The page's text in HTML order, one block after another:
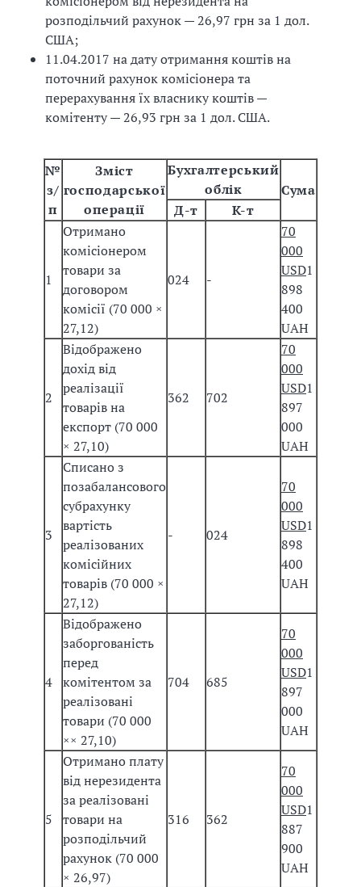
розподільчий рахунок — 26,97 грн за 1 дол.
США;
11.04.2017 на дату отримання коштів на
поточний рахунок комісіонера та
перерахування їх власнику коштів —
комітенту — 26,93 грн за 1 дол. США.
№
з/
п
Зміст
господарської
операції
Бухгалтерський
облік
Сума
Д-т
К-т
1
Отримано
комісіонером
товари за
договором
комісії (70 000 ×
27,12)
024 -
70
000
USD1
898
400
UAH
2
Відображено
дохід від
реалізації
товарів на
експорт (70 000
× 27,10)
362 702
70
000
USD1
897
000
UAH
3
Списано з
позабалансового
субрахунку
вартість
реалізованих
комісійних
товарів (70 000 ×
27,12)
- 024
70
000
USD1
898
400
UAH
4
Відображено
заборгованість
перед
комітентом за
реалізовані
товари (70 000
×× 27,10)
704 685
70
000
USD1
897
000
UAH
5
Отримано плату
від нерезидента
за реалізовані
товари на
розподільчий
рахунок (70 000
× 26,97)
316 362
70
000
USD1
887
900
UAH